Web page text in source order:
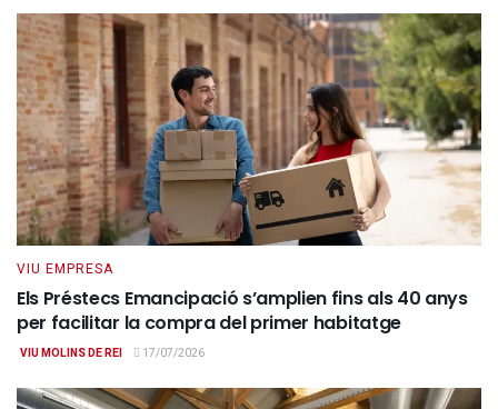
VIU EMPRESA
Els Préstecs Emancipació s’amplien fins als 40 anys
per facilitar la compra del primer habitatge
VIU MOLINS DE REI 17/07/2026